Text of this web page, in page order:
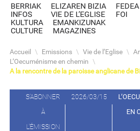
BERRIAK
INFOS
ELIZAREN BIZIA
VIE DE L’EGLISE
FEDEA
FOI
KULTURA
CULTURE
EMANKIZUNAK
MAGAZINES
Accueil \ Emissions \ Vie de l’Eglise \
L’Oecuménisme en chemin \
A la rencontre de la paroisse anglicane de
S'ABONNER
À
L'ÉMISSION
2026/03/15
EN